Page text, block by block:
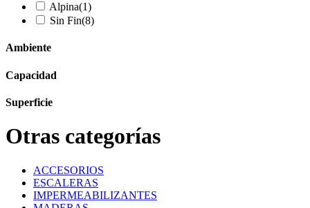
Alpina(1)
Sin Fin(8)
Ambiente
Capacidad
Superficie
Otras categorías
ACCESORIOS
ESCALERAS
IMPERMEABILIZANTES